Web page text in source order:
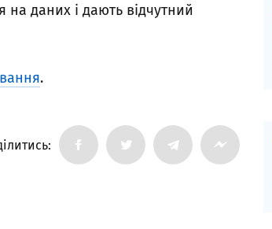
даних і дають відчутний
.